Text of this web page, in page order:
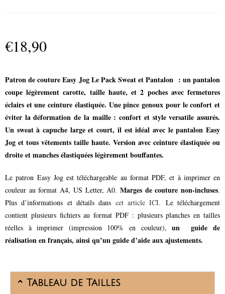
€18,90
Patron de couture Easy Jog Le Pack Sweat et Pantalon : un pantalon
coupe légèrement carotte, taille haute, et 2 poches avec fermetures
éclairs et une ceinture élastiquée. Une pince genoux pour le confort et
éviter la déformation de la maille : confort et style versatile assurés.
Un sweat à capuche large et court, il est idéal avec le pantalon Easy
Jog et tous vêtements taille haute. Version avec ceinture élastiquée ou
droite et manches élastiquées légèrement bouffantes.
Le patron Easy Jog est téléchargeable au format PDF, et à imprimer en
couleur au format A4, US Letter, A0. Marges de couture non-incluses.
Plus d’informations et détails dans cet article ICI. Le téléchargement
contient plusieurs fichiers au format PDF : plusieurs planches en tailles
réelles à imprimer (impression 100% en couleur),un guide de
réalisation en français, ainsi qu’un guide d’aide aux ajustements.
Tableau de Tailles